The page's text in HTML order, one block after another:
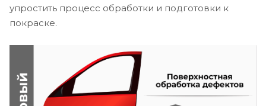
упростить процесс обработки и подготовки к
покраске.